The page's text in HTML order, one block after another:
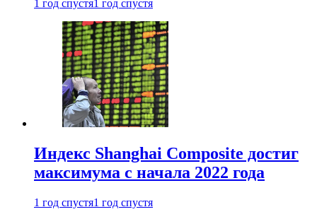
1 год спустя1 год спустя
Индекс Shanghai Composite достиг
максимума с начала 2022 года
1 год спустя1 год спустя